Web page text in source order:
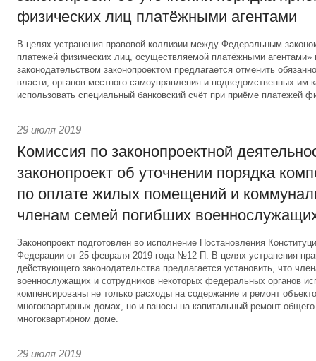
физических лиц платёжными агентами
В целях устранения правовой коллизии между Федеральным
платежей физических лиц, осуществляемой платёжными
законодательством законопроектом предлагается отменить
власти, органов местного самоуправления и подведомственных им
использовать специальный банковский счёт при приёме платежей
29 июля 2019
Комиссия по законопроектной
законопроект об уточнении порядка
по оплате жилых помещений и
членам семей погибших
Законопроект подготовлен во исполнение Постановления
Федерации от 25 февраля 2019 года №12-П. В целях устранения
действующего законодательства предлагается установить, что
военнослужащих и сотрудников некоторых федеральных органов
компенсированы не только расходы на содержание и ремонт
многоквартирных домах, но и взносы на капитальный ремонт
многоквартирном доме.
29 июля 2019